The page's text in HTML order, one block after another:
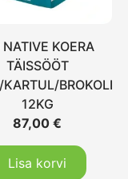
NATIVE KOERA
TÄISSÖÖT
BROKOLI
12KG
87,00€
Lisa korvi